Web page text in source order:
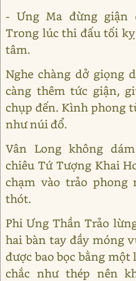
- Ưng Ma đừng giận
Trong lúc thi đấu tối kỵ
tâm.
Nghe chàng dở giọng
càng thêm tức giận,
chụp đến. Kình phong
như núi đổ.
Vân Long không
chiêu Tứ Tượng Khai
chạm vào trảo phong
thót.
Phi Ưng Thần Trảo
hai bàn tay đầy móng
được bao bọc bằng
chắc như thép nên